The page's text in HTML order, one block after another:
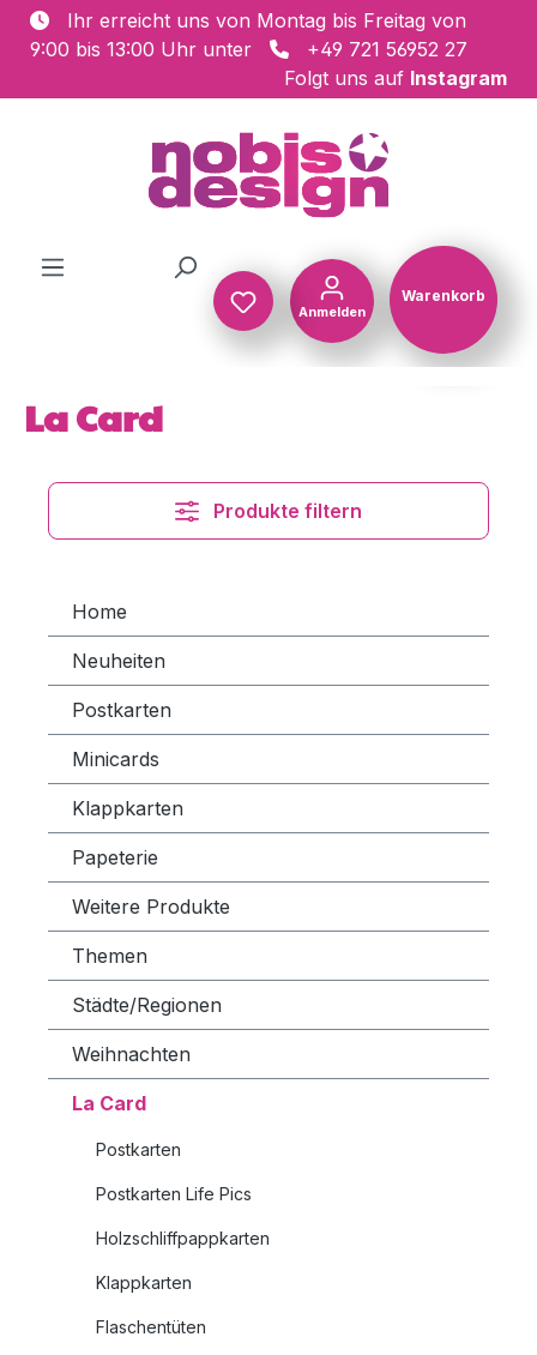
Zum Hauptinhalt springen
Ihr erreicht uns von Montag bis Freitag von
9:00 bis 13:00 Uhr unter
+49 721 56952 27
Folgt uns auf Instagram
Anmelden
Warenkorb
La Card
Produkte filtern
Home
Neuheiten
Postkarten
Minicards
Klappkarten
Papeterie
Weitere Produkte
Themen
Städte/Regionen
Weihnachten
La Card
Postkarten
Postkarten Life Pics
Holzschliffpappkarten
Klappkarten
Flaschentüten